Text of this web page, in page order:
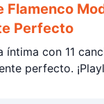
Flamenco
Perfecto
íntima con 11
perfecto.